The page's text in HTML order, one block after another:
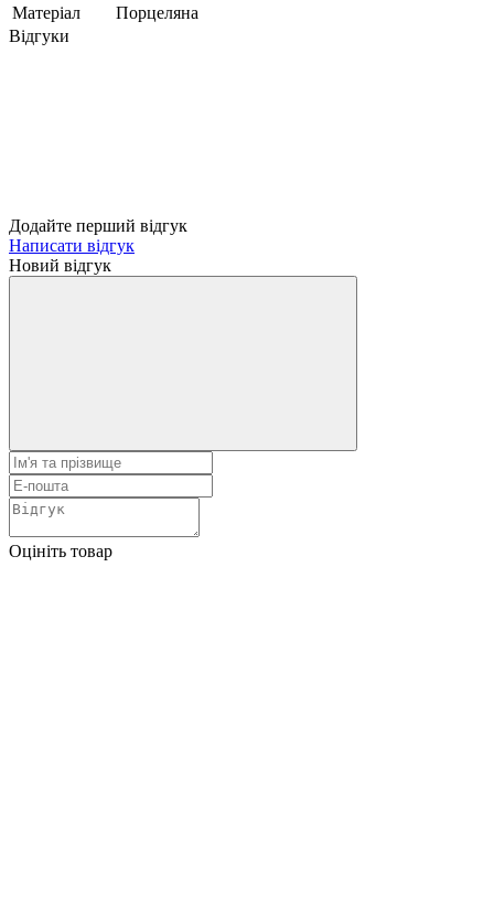
Матеріал
Порцеляна
Відгуки
Додайте перший відгук
Написати відгук
Новий відгук
Оцініть товар